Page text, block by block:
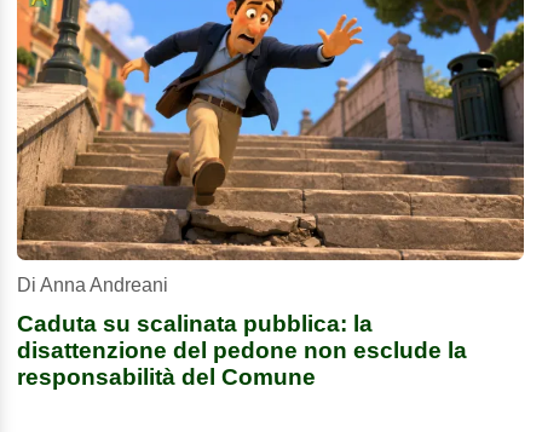
Di Anna Andreani
Caduta su scalinata pubblica: la
disattenzione del pedone non esclude la
responsabilità del Comune